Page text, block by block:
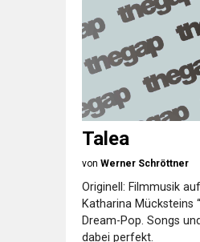
Talea
von Werner Schröttner
Originell: Filmmusik
Katharina Mücksteins
Dream-Pop. Songs
dabei perfekt.